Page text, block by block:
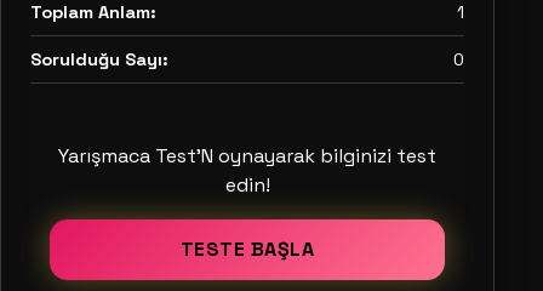
Toplam Anlam: 1
Sorulduğu Sayı: 0
Yarışmaca Test'N oynayarak bilginizi test
edin!
TESTE BAŞLA